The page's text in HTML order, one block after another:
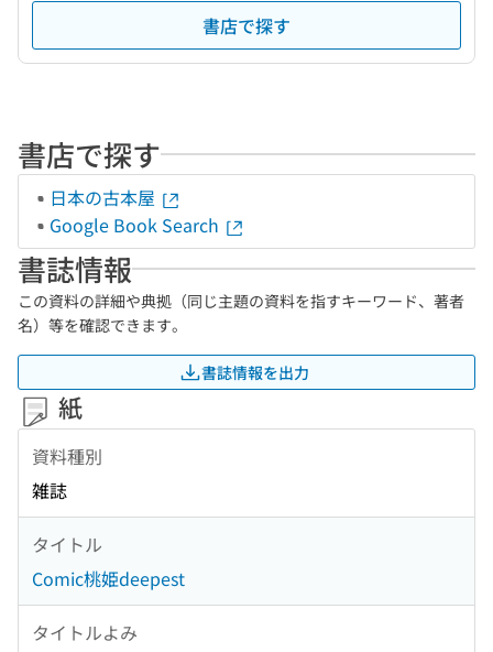
書店で探す
書店で探す
日本の古本屋
Google Book Search
書誌情報
この資料の詳細や典拠（同じ主題の資料を指すキーワード、著者
名）等を確認できます。
書誌情報を出力
紙
資料種別
雑誌
タイトル
Comic桃姫deepest
タイトルよみ